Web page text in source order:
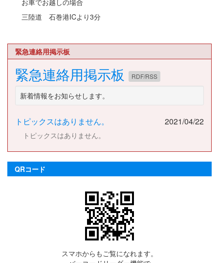
お車でお越しの場合
三陸道 石巻港ICより3分
緊急連絡用掲示板
緊急連絡用掲示板 RDF/RSS
新着情報をお知らせします。
トピックスはありません。 2021/04/22
トピックスはありません。
QRコード
スマホからもご覧になれます。